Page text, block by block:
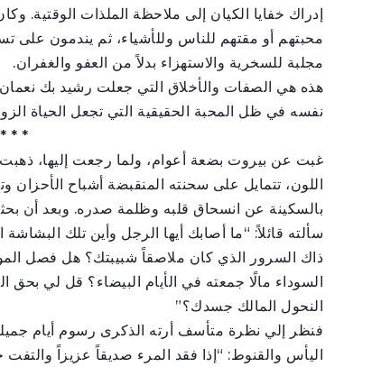
إدراك خفايا الكيان إلى ملاحظة الملذات الوقتية.
محبتهم أو مقتهم للناس وللأشياء، ثم يندمون على
مجلبة للسخرية والاستهزاء بدلاً من العفو والغفران.
هذه هي الصفات والأخلاق التي جعلت رشيد بك
نفسه في ظل المحبة الحقيقية التي تجعل الحياة
* * *
غبت عن بيروت بضعة أعوام، ولما رجعت إليها،
اللون، تتمايل على سحنته المنقبضة أشباح الأحزان
بالسكينة عن انسحاق قلبه وظلمة صدره. وبعد أن
سألته قائلاً: “ما أصابك أيها الرجل وأين تلك
ذاك السرور الذي كان ملاصقاً شبيبتك؟ هل فصل
السوداء مالًا جمعته في الأيام البيضاء؟ قل لي بحق
النحول المالك جسدك؟”
فنظر إلي نظرة متأسف أرته الذكرى رسوم أيام
اليأس والقنوط: “إذا فقد المرء صديقاً عزيزاً